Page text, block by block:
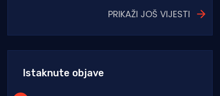
PRIKAŽI JOŠ VIJESTI
Istaknute objave